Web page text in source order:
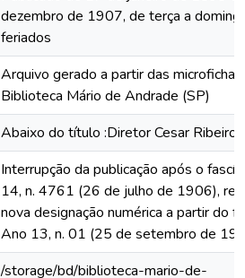
dezembro de 1907, de terça a
feriados
Arquivo gerado a partir das
Biblioteca Mário de Andrade (SP)
Abaixo do título :Diretor Cesar Ribeiro
Interrupção da publicação após o
14, n. 4761 (26 de julho de 1906),
nova designação numérica a partir do
Ano 13, n. 01 (25 de setembro de
/storage/bd/biblioteca-mario-de-